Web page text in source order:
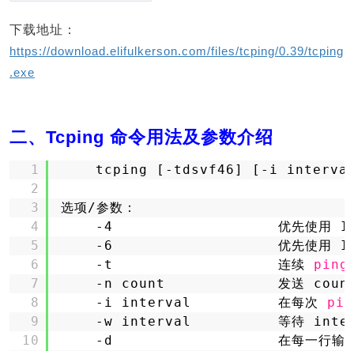
下载地址：
https://download.elifulkerson.com/files/tcping/0.39/tcping
.exe
二、Tcping 命令用法及参数介绍
1
2
3
4
5
6
7
8
9
10
tcping [-tdsvf46] [-i
选项/参数：
-4                   优先使用
-6                   优先使用
-t                   连续 ping
-n count             发送
-i interval          在每次
-w interval          等待 interval
-d                   在每一行输出